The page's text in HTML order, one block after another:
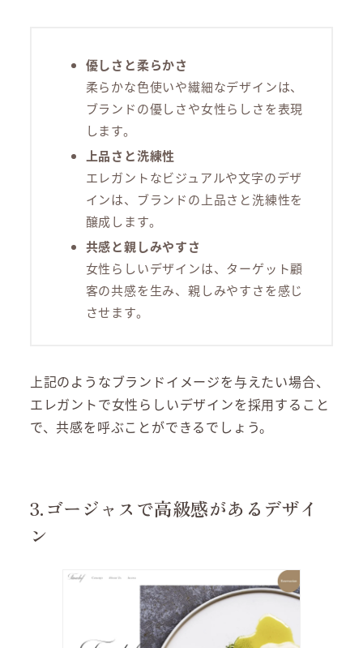
優しさと柔らかさ
柔らかな色使いや繊細なデザインは、
ブランドの優しさや女性らしさを表現
します。
上品さと洗練性
エレガントなビジュアルや文字のデザ
インは、ブランドの上品さと洗練性を
醸成します。
共感と親しみやすさ
女性らしいデザインは、ターゲット顧
客の共感を生み、親しみやすさを感じ
させます。
上記のようなブランドイメージを与えたい場合、
エレガントで女性らしいデザインを採用すること
で、共感を呼ぶことができるでしょう。
3.ゴージャスで高級感があるデザイ
ン